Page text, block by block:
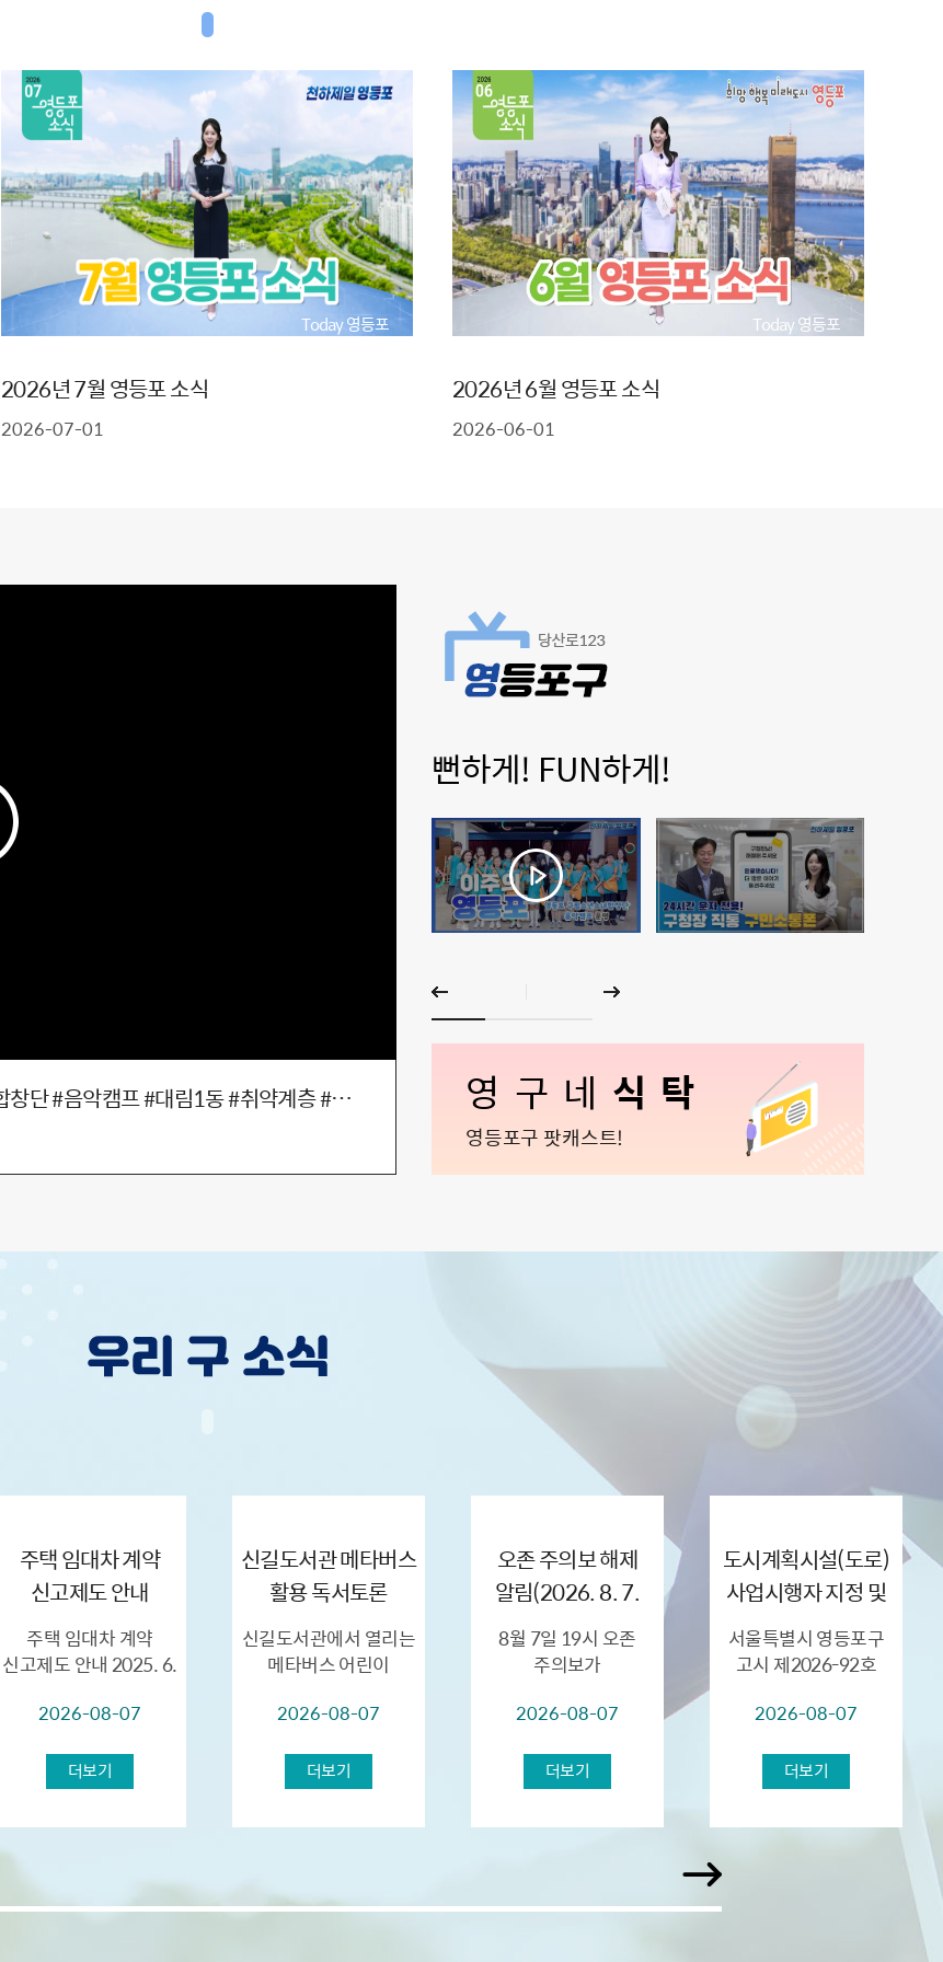
Today 영등포
2026년 7월 영등포 소식
2026-07-01
Today 영등포
2026년 6월 영등포 소식
2026-06-01
이주의 영등포 (8월 2주차) #영등포구립소년소녀합창단 #음악캠프 #대림1동 #취약계층 #여름나기꾸러미 구청장 직통 구민소통폰 운영 안내
2026-08-04
뻔하게! FUN하게!
영구네 식탁
영등포구 팟캐스트!
주택 임대차 계약
신고제도 안내
주택 임대차 계약
신고제도 안내 2025. 6.
임대차 계약을 지연신고
과태료가
부과됩니다.※ 거짓신...
2026-08-07
더보기
신길도서관 메타버스
활용 독서토론
프로그램 「우주
토크?」 개최(8.22.토
신길도서관에서 열리는
메타버스 어린이
「우주 토크?」의
모집합니다! ★일시 :
2026. 8. 22.(토) , 8.29.
(토) 10...
2026-08-07
더보기
오존 주의보 해제
알림(2026. 8. 7.
(금) 19:00)
8월 7일 19시 오존
주의보가
일 현재 서울시 전역에
이상으로 오존주의보가
발령되었습...
2026-08-07
더보기
도시계획시설(도로)
사업시행자 지정 및
실시계획인가(안)에
대한 열람공고
서울특별시 영등포구
고시 제2026-92호
양평동1가 19-2번지
(도로)에 대하여
사업시행자 지정 및
실시계획인가를 ...
2026-08-07
더보기